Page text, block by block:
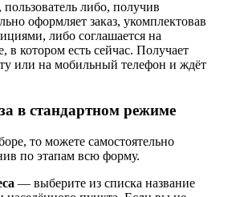
пользователь либо, получив
оформляет заказ, укомплектовав
либо соглашается на
в котором есть сейчас. Получает
или на мобильный телефон и ждёт
в стандартном режиме
то можете самостоятельно
по этапам всю форму.
— выберите из списка название